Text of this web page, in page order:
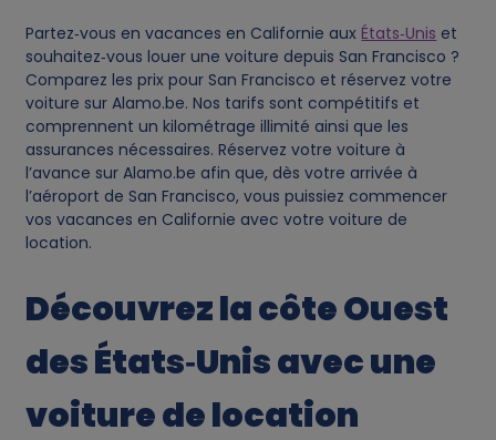
Partez‑vous en vacances en Californie aux États‑Unis et
souhaitez‑vous louer une voiture depuis San Francisco ?
Comparez les prix pour San Francisco et réservez votre
voiture sur Alamo.be. Nos tarifs sont compétitifs et
comprennent un kilométrage illimité ainsi que les
assurances nécessaires. Réservez votre voiture à
l’avance sur Alamo.be afin que, dès votre arrivée à
l’aéroport de San Francisco, vous puissiez commencer
vos vacances en Californie avec votre voiture de
location.
Découvrez la côte Ouest
des États‑Unis avec une
voiture de location
a
a
n
d
c
o
o
k